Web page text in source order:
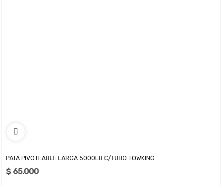
PATA PIVOTEABLE LARGA 5000LB C/TUBO TOWKING
$ 65.000